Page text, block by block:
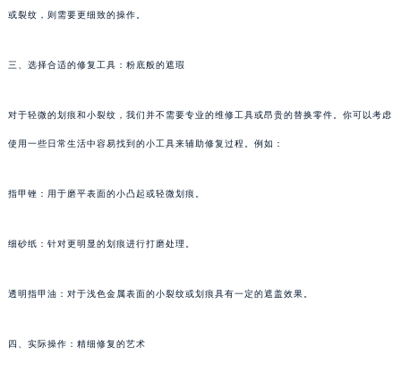
或裂纹，则需要更细致的操作。
三、选择合适的修复工具：粉底般的遮瑕
对于轻微的划痕和小裂纹，我们并不需要专业的维修工具或昂贵的替换零件。你可以考虑
使用一些日常生活中容易找到的小工具来辅助修复过程。例如：
指甲锉：用于磨平表面的小凸起或轻微划痕。
细砂纸：针对更明显的划痕进行打磨处理。
透明指甲油：对于浅色金属表面的小裂纹或划痕具有一定的遮盖效果。
四、实际操作：精细修复的艺术